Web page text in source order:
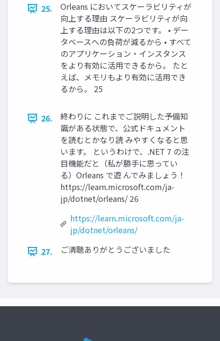
25.
Orleans においてスケーラビリティが
向上する理由 スケーラビリティが向
上する理由は以下の2つです。 • デー
タベースへの負荷が減るから • すべて
のアプリケーション・インスタンス
をより有効に活用できるから。 たと
えば、メモリもより有効に活用でき
るから。 25
26.
終わりに これまでご説明した予備知
識がある状態で、公式ドキュメント
を読むとかなり読 みやすくなると思
います。 というわけで、.NET 7 の注
目機能だと（私が勝手に思ってい
る）Orleans で遊 んでみましょう！
https://learn.microsoft.com/ja-
jp/dotnet/orleans/ 26
https://learn.microsoft.com/ja-
jp/dotnet/orleans/
27.
ご清聴ありがとうございました